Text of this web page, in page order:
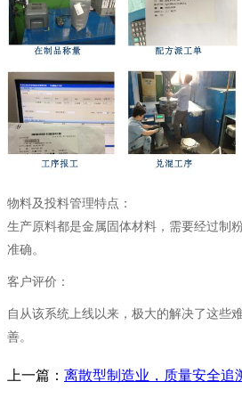
物料及投料管理特点：
生产原料都是金属固体材料，需要经过制
准确。
客户评价：
自从该系统上线以来，极大的解决了这些
善。
上一篇： 离散型制造业，质量安全追